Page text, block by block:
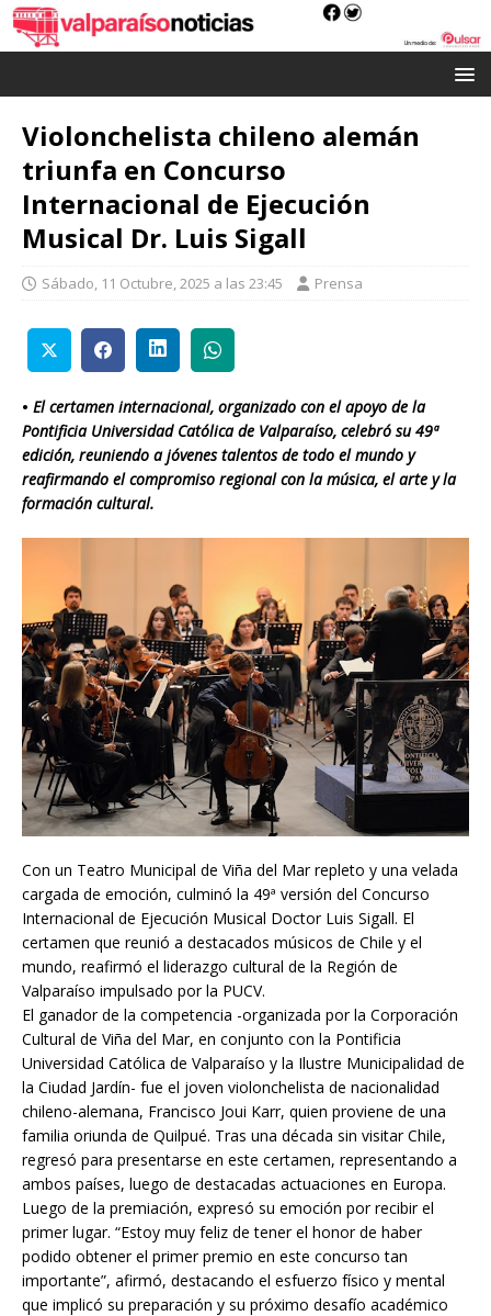
Violonchelista chileno alemán
triunfa en Concurso
Internacional de Ejecución
Musical Dr. Luis Sigall
Sábado, 11 Octubre, 2025 a las 23:45 Prensa
• El certamen internacional, organizado con el apoyo de la
Pontificia Universidad Católica de Valparaíso, celebró su 49ª
edición, reuniendo a jóvenes talentos de todo el mundo y
reafirmando el compromiso regional con la música, el arte y la
formación cultural.
Con un Teatro Municipal de Viña del Mar repleto y una velada
cargada de emoción, culminó la 49ª versión del Concurso
Internacional de Ejecución Musical Doctor Luis Sigall. El
certamen que reunió a destacados músicos de Chile y el
mundo, reafirmó el liderazgo cultural de la Región de
Valparaíso impulsado por la PUCV.
El ganador de la competencia -organizada por la Corporación
Cultural de Viña del Mar, en conjunto con la Pontificia
Universidad Católica de Valparaíso y la Ilustre Municipalidad de
la Ciudad Jardín- fue el joven violonchelista de nacionalidad
chileno-alemana, Francisco Joui Karr, quien proviene de una
familia oriunda de Quilpué. Tras una década sin visitar Chile,
regresó para presentarse en este certamen, representando a
ambos países, luego de destacadas actuaciones en Europa.
Luego de la premiación, expresó su emoción por recibir el
primer lugar. “Estoy muy feliz de tener el honor de haber
podido obtener el primer premio en este concurso tan
importante”, afirmó, destacando el esfuerzo físico y mental
que implicó su preparación y su próximo desafío académico